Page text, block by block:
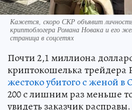
Кажется, скоро СКР объявит
криптоблогера Романа Новака и его
страница в соцсетях
Почти 2,1 миллиона
криптокошелька трейдера
жестоко убитого с женой в
200 с лишним раз меньше
увидеть заказчик